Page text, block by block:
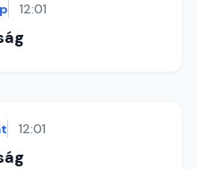
12:01
12:01